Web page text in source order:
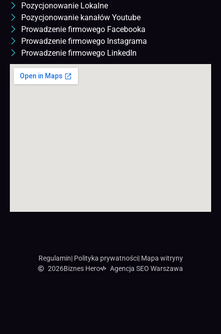
Pozycjonowanie Lokalne
Pozycjonowanie kanałów Youtube
Prowadzenie firmowego Facebooka
Prowadzenie firmowego Instagrama
Prowadzenie firmowego LinkedIn
Regulamin| Polityka prywatności| Mapa witryny
2026Biznes Hero Agencja SEO Warszawa